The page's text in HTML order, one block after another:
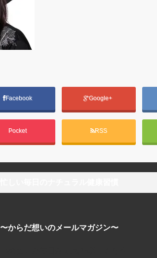
Facebook Google+
Pocket RSS
〜からだ想いのメールマガジン〜